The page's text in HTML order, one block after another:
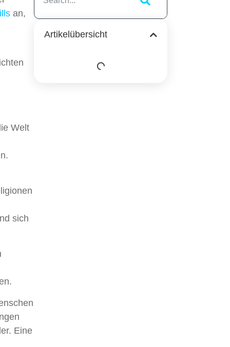
an,
Welt
sich
Eine
Artikelübersicht